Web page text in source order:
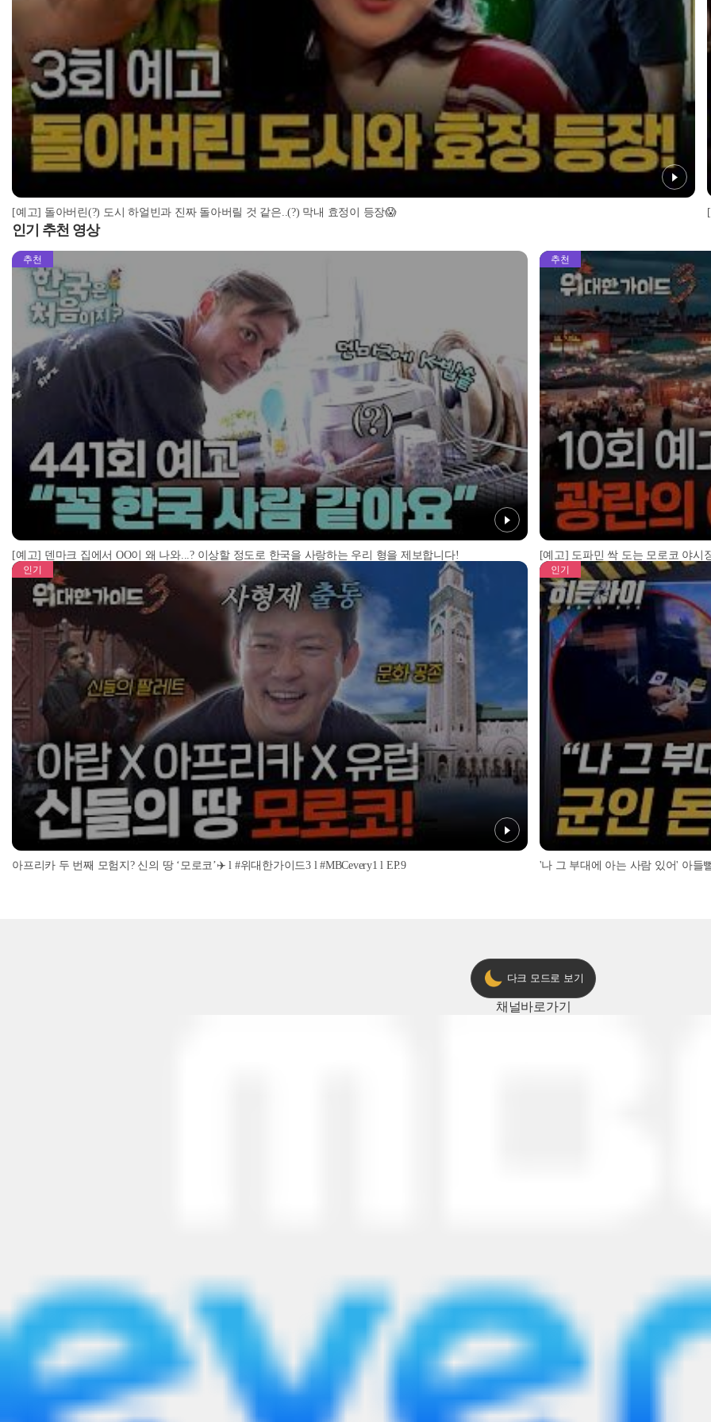
[예고] 돌아버린(?) 도시 하얼빈과 진짜 돌아버릴 것 같은..(?) 막내 효정이 등장😱
인기 추천 영상
추천
[예고] 덴마크 집에서 OO이 왜 나와...? 이상할 정도로 한국을 사랑하는 우리 형을 제보합니다!
추천
[예고] 도파민 싹 도는 모로코 야시
인기
아프리카 두 번째 모험지? 신의 땅 ‘모로코’✈️ l #위대한가이드3 l #MBCevery1 l EP.9
인기
'나 그 부대에 아는 사람 있어' 아들
다크 모드로 보기
채널바로가기